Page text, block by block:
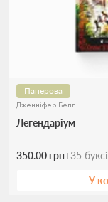
Паперова
Дженніфер Белл
Легендаріум
350.00 грн+35
У